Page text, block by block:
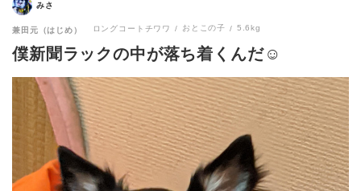
みさ
兼田元（はじめ） ロングコートチワワ おとこの子 5.6kg
僕新聞ラックの中が落ち着くんだ☺